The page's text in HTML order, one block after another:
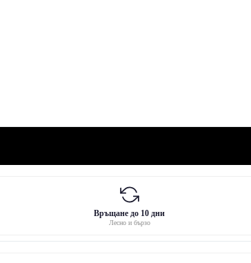
Връщане до 10 дни
Лесно и бързо